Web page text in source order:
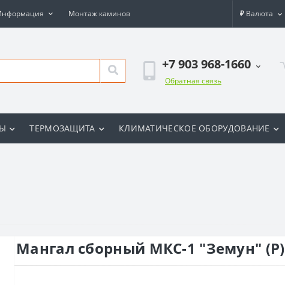
Монтаж каминов ₽ Валюта
+7 903 968-1660
Обратная связь
ТЕРМОЗАЩИТА КЛИМАТИЧЕСКОЕ ОБОРУДОВАНИЕ
Мангал сборный МКС-1 "Земун" (Р)